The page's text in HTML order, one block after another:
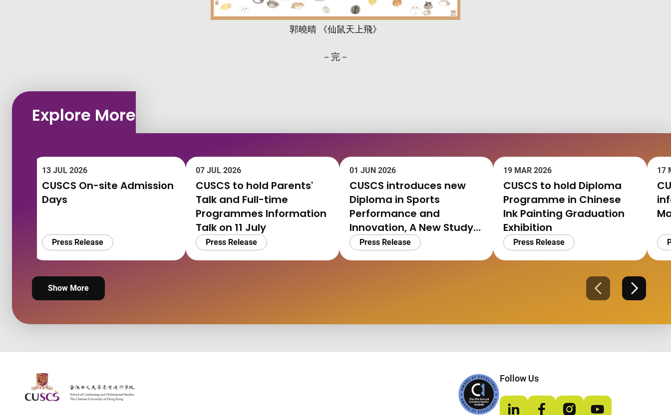
郭曉晴 《仙鼠天上飛》
－完－
Explore More
13 JUL 2026
CUSCS On-site Admission
Days
Press Release
07 JUL 2026
CUSCS to hold Parents'
Talk and Full-time
Programmes Information
Talk on 11 July
Press Release
01 JUN 2026
CUSCS introduces new
Diploma in Sports
Performance and
Innovation, A New Study
and Career Option for DSE
Press Release
19 MAR 2026
CUSCS to hold Diploma
Programme in Chinese
Ink Painting Graduation
Exhibition
Press Release
17
Show More
Previous Next
The Chinese Univeristy of hong Kong Follow Us